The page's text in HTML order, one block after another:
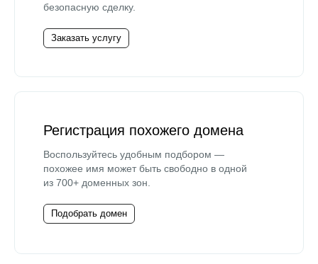
безопасную сделку.
Заказать услугу
Регистрация похожего домена
Воспользуйтесь удобным подбором —
похожее имя может быть свободно в одной
из 700+ доменных зон.
Подобрать домен